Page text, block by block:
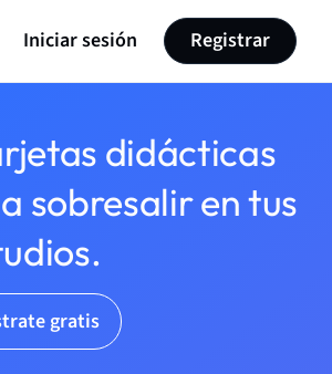
Iniciar sesión Registrar
didácticas
sobresalir en tus
gratis